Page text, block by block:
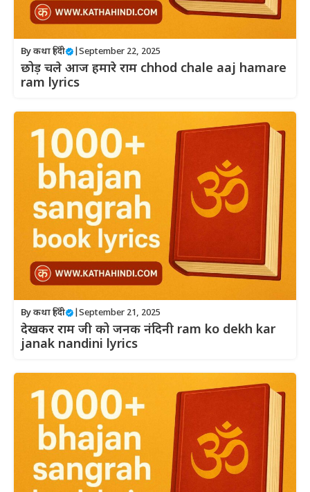
Byकथा हिंदी September 22, 2025
छोड़ चले आज हमारे राम chhod chale aaj hamare
ram lyrics
Byकथा हिंदी September 21, 2025
देखकर राम जी को जनक नंदिनी ram ko dekh kar
janak nandini lyrics